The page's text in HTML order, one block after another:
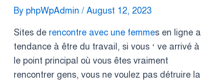
By phpWpAdmin / August 12, 2023
Sites de rencontre avec une femmes en ligne a
tendance à être du travail, si vous ‘ ve arrivé à
le point principal où vous êtes vraiment
rencontrer gens, vous ne voulez pas détruire la